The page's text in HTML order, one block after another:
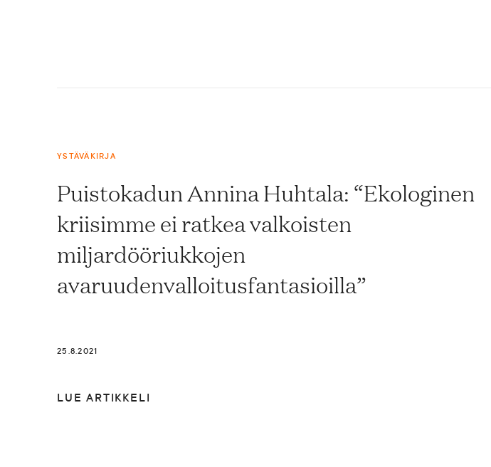
YSTÄVÄKIRJA
Puistokadun Annina Huhtala: “Ekologinen
kriisimme ei ratkea valkoisten
miljardööriukkojen
avaruudenvalloitusfantasioilla”
25.8.2021
LUE ARTIKKELI